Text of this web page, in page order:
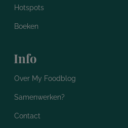
Hotspots
Boeken
Info
Over My Foodblog
Samenwerken?
Contact